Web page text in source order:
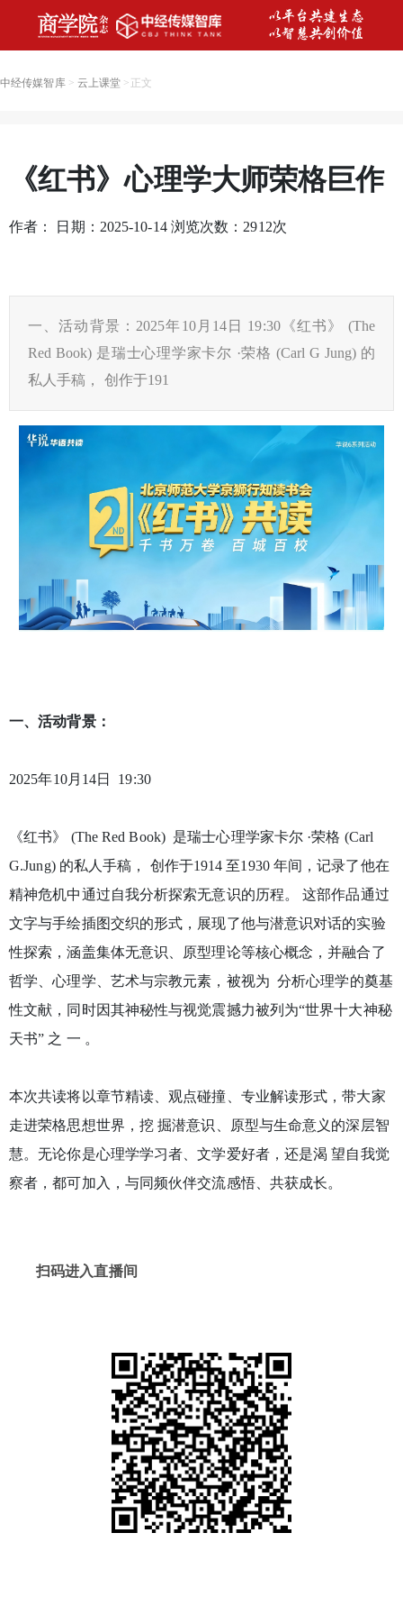
中经传媒智库> 云上课堂 > 正文
《红书》心理学大师荣格巨作
作者： 日期：2025-10-14 浏览次数： 2912次
一、活动背景：2025年10月14日 19:30《红书》 (The
Red Book) 是瑞士心理学家卡尔 ·荣格 (Carl G Jung) 的
私人手稿， 创作于191
一、活动背景：
2025年10月14日 19:30
《红书》 (The Red Book) 是瑞士心理学家卡尔 ·荣格 (Carl
G.Jung) 的私人手稿， 创作于1914 至1930 年间，记录了他在
精神危机中通过自我分析探索无意识的历程。 这部作品通过
文字与手绘插图交织的形式，展现了他与潜意识对话的实验
性探索，涵盖集体无意识、原型理论等核心概念，并融合了
哲学、心理学、艺术与宗教元素，被视为 分析心理学的奠基
性文献，同时因其神秘性与视觉震撼力被列为“世界十大神秘
天书” 之 一 。
本次共读将以章节精读、观点碰撞、专业解读形式，带大家
走进荣格思想世界，挖 掘潜意识、原型与生命意义的深层智
慧。无论你是心理学学习者、文学爱好者，还是渴 望自我觉
察者，都可加入，与同频伙伴交流感悟、共获成长。
扫码进入直播间